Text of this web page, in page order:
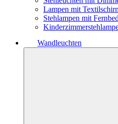
Lampen mit
Stehlampen mit
Wandleuchten